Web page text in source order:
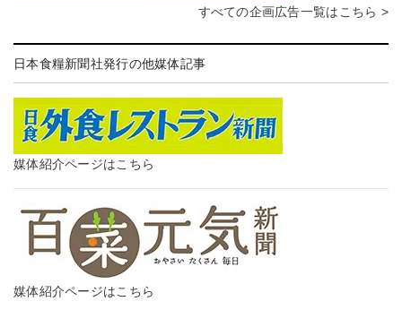
すべての企画広告一覧はこちら >
日本食糧新聞社発行の他媒体記事
媒体紹介ページはこちら
媒体紹介ページはこちら